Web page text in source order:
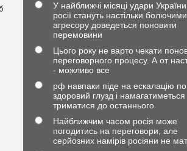
У найближчі місяці удари
росії стануть настільки
агресору доведеться поновити
перемовини
Цього року не варто чекати
переговорного процесу. А от
- можливо все
рф навпаки піде на ескалацію
здоровий глузд і намагатиметься
триматися до останнього
Найближчим часом росія може
погодитись на переговори, але
серйозних намірів росіяни не